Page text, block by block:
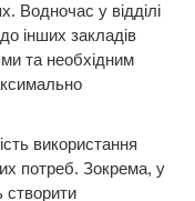
Водночас у відділі
інших закладів
та необхідним
використання
потреб. Зокрема, у
створити